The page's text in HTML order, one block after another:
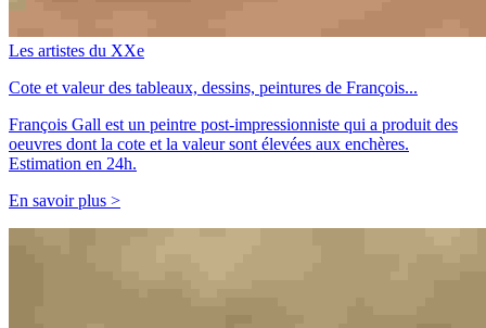
Les artistes du XXe
Cote et valeur des tableaux, dessins, peintures de François...
François Gall est un peintre post-impressionniste qui a produit des
oeuvres dont la cote et la valeur sont élevées aux enchères.
Estimation en 24h.
En savoir plus >